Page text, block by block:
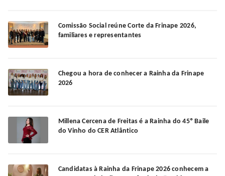
Comissão Social reúne Corte da Frinape 2026,
familiares e representantes
Chegou a hora de conhecer a Rainha da Frinape
2026
Millena Cercena de Freitas é a Rainha do 45º Baile
do Vinho do CER Atlântico
Candidatas à Rainha da Frinape 2026 conhecem a